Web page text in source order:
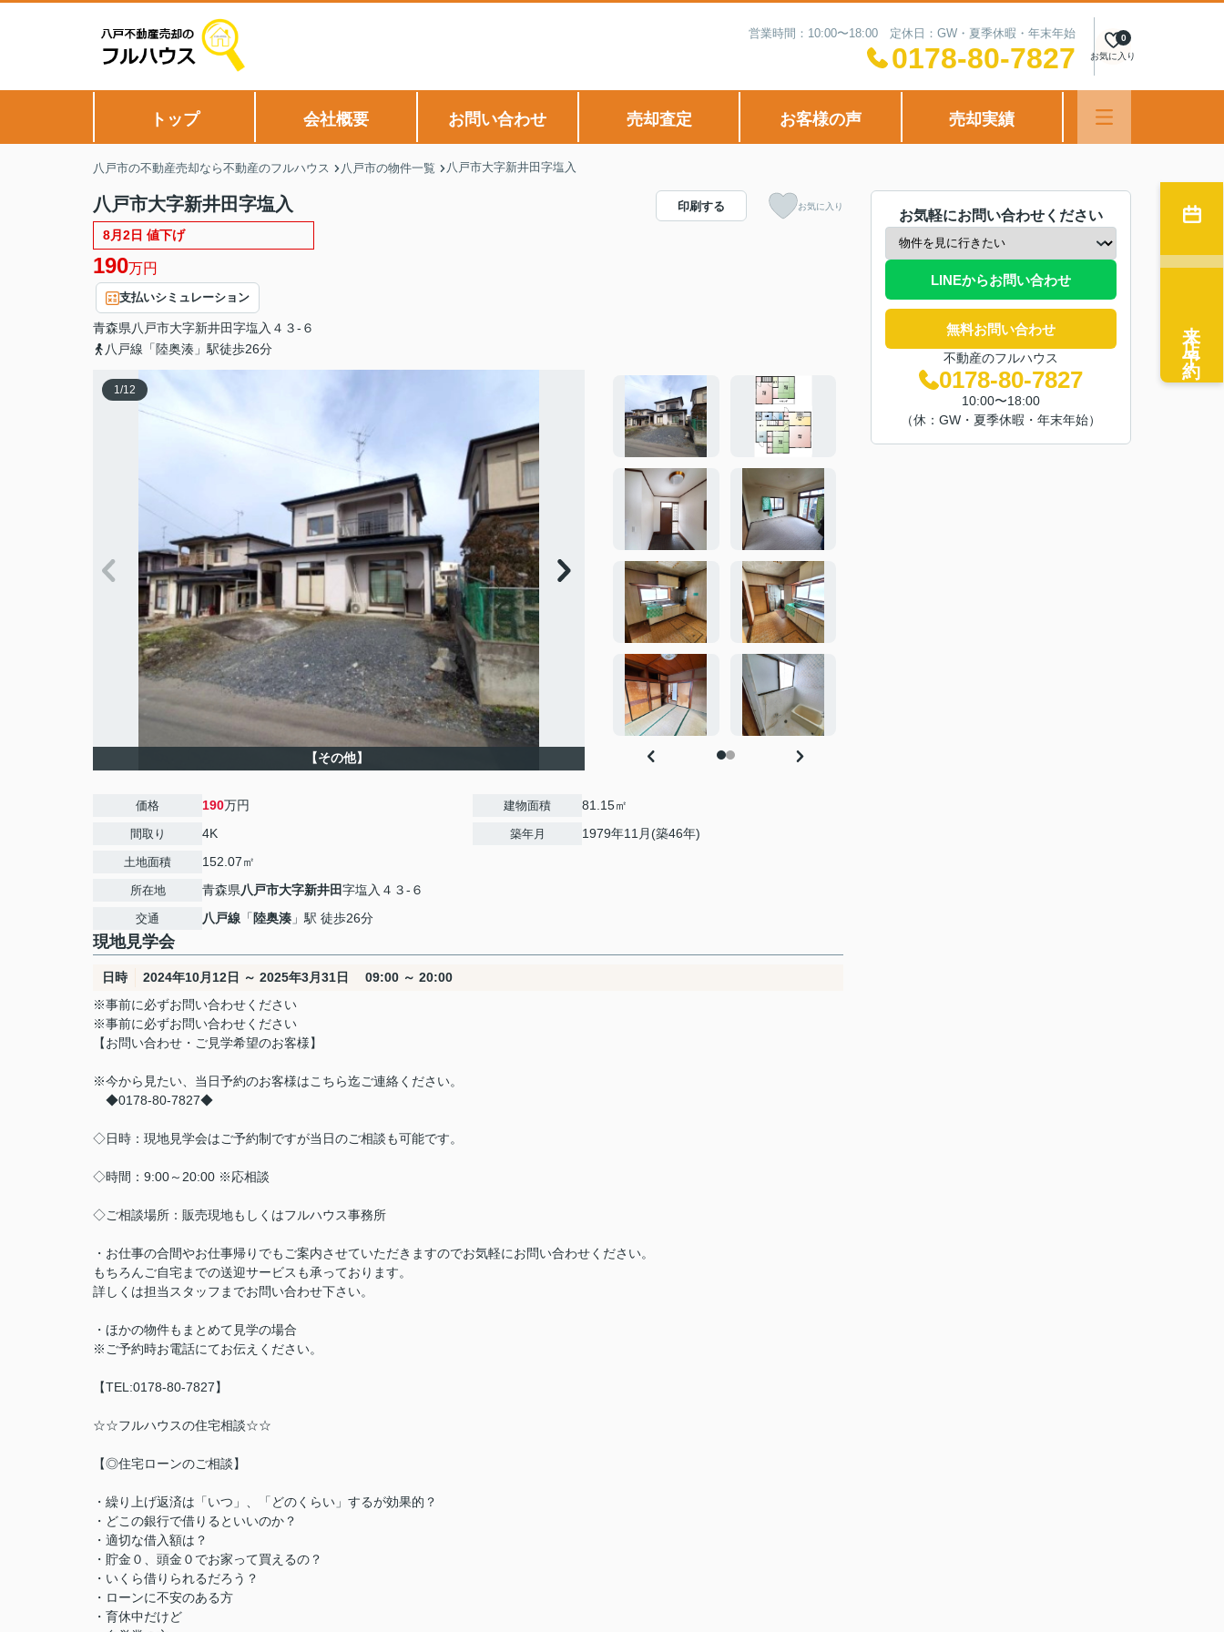
営業時間：10:00〜18:00 定休日：GW・夏季休暇・年末年始
0178-80-7827 お気に入り
0
トップ 会社概要 お問い合わせ 売却査定 お客様の声 売却実績
八戸市の不動産売却なら不動産のフルハウス 八戸市の物件一覧 八戸市大字新井田字塩入
八戸市大字新井田字塩入
8月2日 値下げ
190万円
支払いシミュレーション
青森県八戸市大字新井田字塩入４３‐６
八戸線「陸奥湊」駅徒歩26分
印刷する お気に入り
1/12
【その他】
価格 190万円
間取り 4K
土地面積 152.07㎡
所在地 青森県八戸市大字新井田字塩入４３‐６
交通 八戸線 「 陸奥湊 」駅 徒歩26分
建物面積 81.15㎡
築年月 1979年11月(築46年)
現地見学会
日時
2024年10月12日 ～ 2025年3月31日 09:00 ～ 20:00
※事前に必ずお問い合わせください
※事前に必ずお問い合わせください
【お問い合わせ・ご見学希望のお客様】
※今から見たい、当日予約のお客様はこちら迄ご連絡ください。
◆0178-80-7827◆
◇日時：現地見学会はご予約制ですが当日のご相談も可能です。
◇時間：9:00～20:00 ※応相談
◇ご相談場所：販売現地もしくはフルハウス事務所
・お仕事の合間やお仕事帰りでもご案内させていただきますのでお気軽にお問い合わせください。
もちろんご自宅までの送迎サービスも承っております。
詳しくは担当スタッフまでお問い合わせ下さい。
・ほかの物件もまとめて見学の場合
※ご予約時お電話にてお伝えください。
【TEL:0178-80-7827】
☆☆フルハウスの住宅相談☆☆
【◎住宅ローンのご相談】
・繰り上げ返済は「いつ」、「どのくらい」するが効果的？
・どこの銀行で借りるといいのか？
・適切な借入額は？
・貯金０、頭金０でお家って買えるの？
・いくら借りられるだろう？
・ローンに不安のある方
・育休中だけど
お気軽にお問い合わせください
LINEからお問い合わせ
無料お問い合わせ
不動産のフルハウス
0178-80-7827
10:00〜18:00
（休：GW・夏季休暇・年末年始）
来店予約